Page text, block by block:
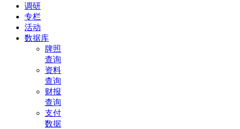
调研
专栏
活动
数据库
牌照
查询
资料
查询
财报
查询
支付
数据